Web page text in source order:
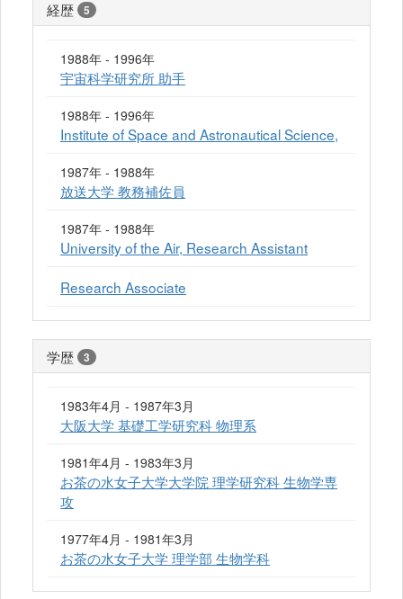
経歴 5
1988年 - 1996年
宇宙科学研究所 助手
1988年 - 1996年
Institute of Space and Astronautical Science,
1987年 - 1988年
放送大学 教務補佐員
1987年 - 1988年
University of the Air, Research Assistant
Research Associate
学歴 3
1983年4月 - 1987年3月
大阪大学 基礎工学研究科 物理系
1981年4月 - 1983年3月
お茶の水女子大学大学院 理学研究科 生物学専
攻
1977年4月 - 1981年3月
お茶の水女子大学 理学部 生物学科